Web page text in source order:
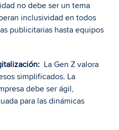
no debe ser un tema
inclusividad en todos
publicitarias hasta equipos
  La Gen Z valora
simplificados. La
debe ser ágil,
para las dinámicas